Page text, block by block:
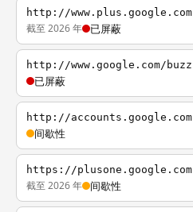
http://www.plus.google.com
截至 2026 年 已屏蔽
http://www.google.com/buzz
已屏蔽
http://accounts.google.com
间歇性
https://plusone.google.com
截至 2026 年 间歇性